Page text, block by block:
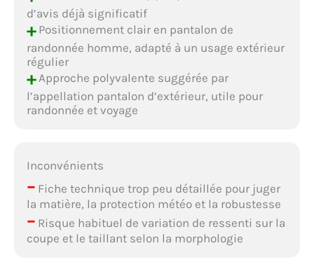
d’avis déjà significatif
+Positionnement clair en pantalon de
randonnée homme, adapté à un usage extérieur
régulier
+Approche polyvalente suggérée par
l’appellation pantalon d’extérieur, utile pour
randonnée et voyage
Inconvénients
–Fiche technique trop peu détaillée pour juger
la matière, la protection météo et la robustesse
–Risque habituel de variation de ressenti sur la
coupe et le taillant selon la morphologie